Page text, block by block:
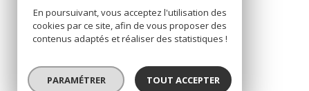
En poursuivant, vous acceptez l'utilisation des
cookies par ce site, afin de vous proposer des
contenus adaptés et réaliser des statistiques !
PARAMÉTRER TOUT ACCEPTER